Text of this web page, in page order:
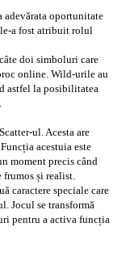
adevărata oportunitate
a fost atribuit rolul
doi simboluri care
online. Wild-urile au
astfel la posibilitatea
ul. Acesta are
acestuia este
moment precis când
și realist.
caractere speciale care
Jocul se transformă
pentru a activa funcția